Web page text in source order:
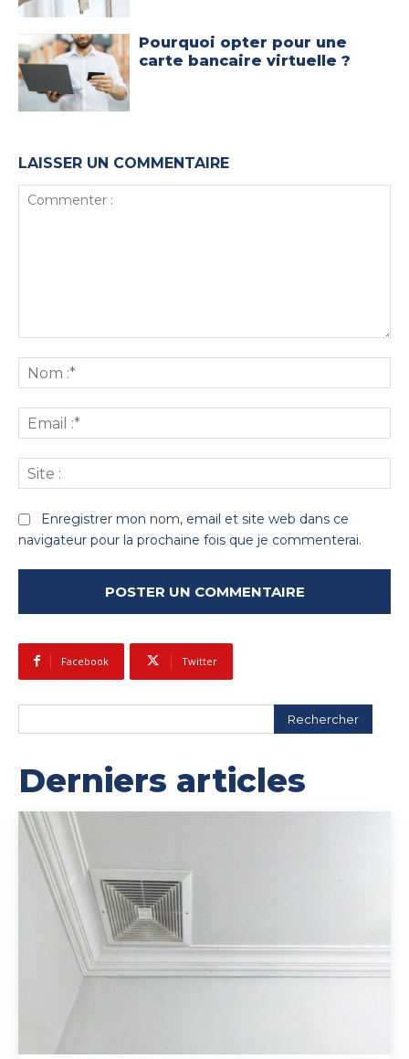
Pourquoi opter pour une
carte bancaire virtuelle ?
LAISSER UN COMMENTAIRE
:*
:*
:
Enregistrer mon nom, email et site web dans ce
navigateur pour la prochaine fois que je commenterai.
Facebook Twitter
Rechercher
Derniers articles